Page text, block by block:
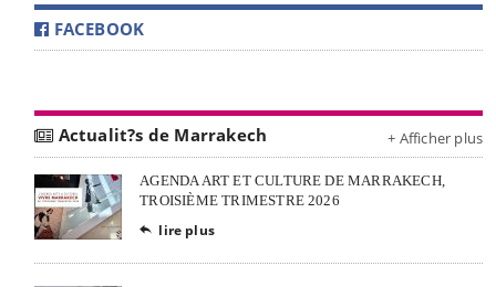
FACEBOOK
Actualit?s de Marrakech + Afficher plus
AGENDA ART ET CULTURE DE MARRAKECH,
TROISIÈME TRIMESTRE 2026
 lire plus